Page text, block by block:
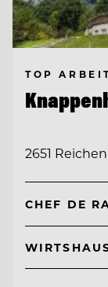
TOP
2651
CHEF DE